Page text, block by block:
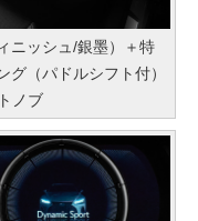
ニッシュ/銀墨）＋特
（パドルシフト付）
ノブ